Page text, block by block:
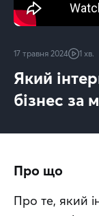
17 травня 2024 1 хв.
Який
бізнес за
Про що
Про те, який